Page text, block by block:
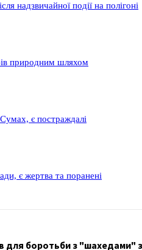
надзвичайної події на полігоні
природним шляхом
є постраждалі
є жертва та поранені
для боротьби з "шахедами"